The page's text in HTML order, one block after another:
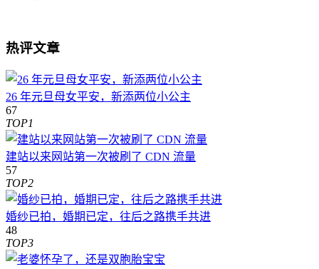
热评文章
26 年元旦母女平安，新添两位小公主
67
TOP1
建站以来网站第一次被刷了 CDN 流量
57
TOP2
婚纱已拍，婚期已定，往后之路携手共进
48
TOP3